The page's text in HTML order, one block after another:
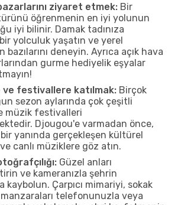
ziyaret etmek: Bir
öğrenmenin en iyi yolunun
iyi bilinir. Damak tadınıza
yolculuk yaşatın ve yerel
deneyin. Ayrıca açık hava
gurme hediyelik eşyalar
ve festivallere katılmak: Birçok
sezon aylarında çok çeşitli
müzik festivalleri
Djougou'e varmadan önce,
yanında gerçekleşen kültürel
canlı müziklere göz atın.
Güzel anları
ve kameranızla şehrin
kaybolun. Çarpıcı mimariyi, sokak
manzaraları telefonunuzla veya